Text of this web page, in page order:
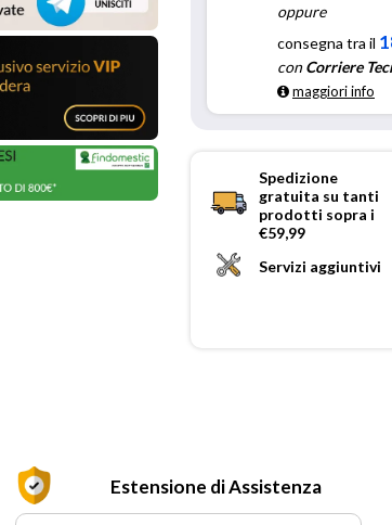
oppure
consegna tra il
conCorriere
maggiori info
Spedizione
gratuita su tanti
prodotti sopra i
€59,99
Servizi aggiuntivi
Estensione di Assistenza